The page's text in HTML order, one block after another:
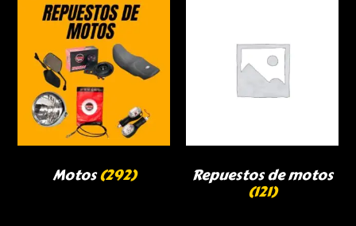
Motos(292) Repuestos de motos
(121)